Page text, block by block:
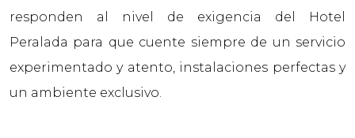
responden al nivel de exigencia del Hotel
Peralada para que cuente siempre de un servicio
experimentado y atento, instalaciones perfectas y
un ambiente exclusivo.